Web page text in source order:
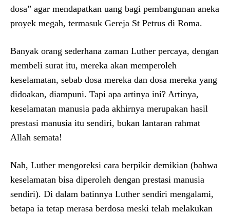
dosa” agar mendapatkan uang bagi pembangunan aneka
proyek megah, termasuk Gereja St Petrus di Roma.
Banyak orang sederhana zaman Luther percaya, dengan
membeli surat itu, mereka akan memperoleh
keselamatan, sebab dosa mereka dan dosa mereka yang
didoakan, diampuni. Tapi apa artinya ini? Artinya,
keselamatan manusia pada akhirnya merupakan hasil
prestasi manusia itu sendiri, bukan lantaran rahmat
Allah semata!
Nah, Luther mengoreksi cara berpikir demikian (bahwa
keselamatan bisa diperoleh dengan prestasi manusia
sendiri). Di dalam batinnya Luther sendiri mengalami,
betapa ia tetap merasa berdosa meski telah melakukan